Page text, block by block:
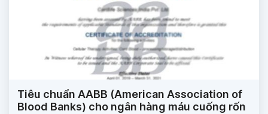
Tiêu chuẩn AABB (American Association of
Blood Banks) cho ngân hàng máu cuống rốn